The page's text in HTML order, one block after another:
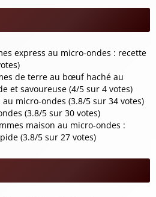
express au micro-ondes : recette
de terre au bœuf haché au
et savoureuse (4/5 sur 4 votes)
micro-ondes (3.8/5 sur 34 votes)
(3.8/5 sur 30 votes)
maison au micro-ondes :
(3.8/5 sur 27 votes)